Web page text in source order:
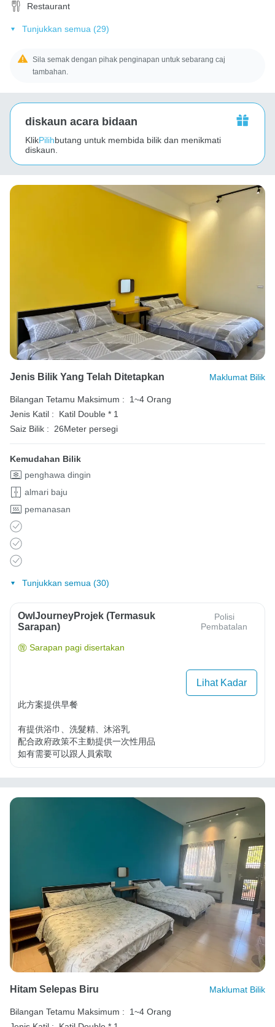
Restaurant
Tunjukkan semua (29)
Sila semak dengan pihak penginapan untuk sebarang caj
tambahan.
diskaun acara bidaan
KlikPilihbutang untuk membida bilik dan menikmati
diskaun.
Jenis Bilik Yang Telah Ditetapkan Maklumat Bilik
Bilangan Tetamu Maksimum :
1~4 Orang
Jenis Katil :
Katil Double * 1
Saiz Bilik :
26Meter persegi
Kemudahan Bilik
penghawa dingin
almari baju
pemanasan
Tunjukkan semua (30)
OwlJourneyProjek (Termasuk
Sarapan)
Polisi
Pembatalan
Sarapan pagi disertakan
Lihat Kadar
此方案提供早餐
有提供浴巾、洗髮精、沐浴乳
配合政府政策不主動提供一次性用品
如有需要可以跟人員索取
Hitam Selepas Biru Maklumat Bilik
Bilangan Tetamu Maksimum :
1~4 Orang